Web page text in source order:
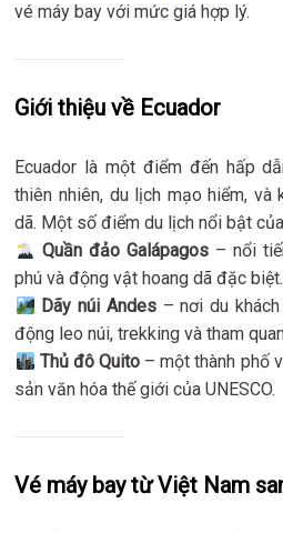
vé máy bay với mức giá hợp lý.
Giới thiệu về Ecuador
Ecuador là một điểm đến hấp
thiên nhiên, du lịch mạo hiểm, và
dã. Một số điểm du lịch nổi bật
Quần đảo Galápagos– nổi
phú và động vật hoang dã đặc biệt.
Dãy núi Andes– nơi du khách
động leo núi, trekking và tham
Thủ đô Quito – một thành phố
sản văn hóa thế giới của UNESCO.
Vé máy bay từ Việt Nam